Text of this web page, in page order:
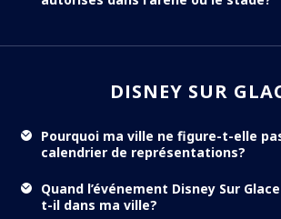
DISNEY SUR
Pourquoi ma ville ne figure-t-elle
calendrier de représentations?
Quand l’événement Disney Sur
t-il dans ma ville?